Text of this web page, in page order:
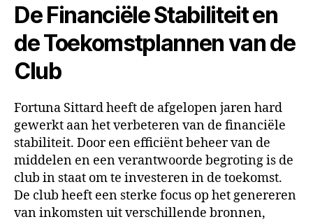
De Financiële Stabiliteit en
de Toekomstplannen van de
Club
Fortuna Sittard heeft de afgelopen jaren hard
gewerkt aan het verbeteren van de financiële
stabiliteit. Door een efficiënt beheer van de
middelen en een verantwoorde begroting is de
club in staat om te investeren in de toekomst.
De club heeft een sterke focus op het genereren
van inkomsten uit verschillende bronnen,